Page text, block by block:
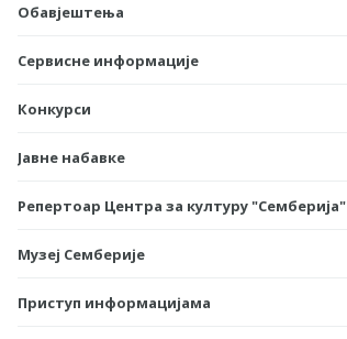
Обавјештења
Сервисне информације
Конкурси
Јавне набавке
Репертоар Центра за културу "Семберија"
Музеј Семберије
Приступ информацијама